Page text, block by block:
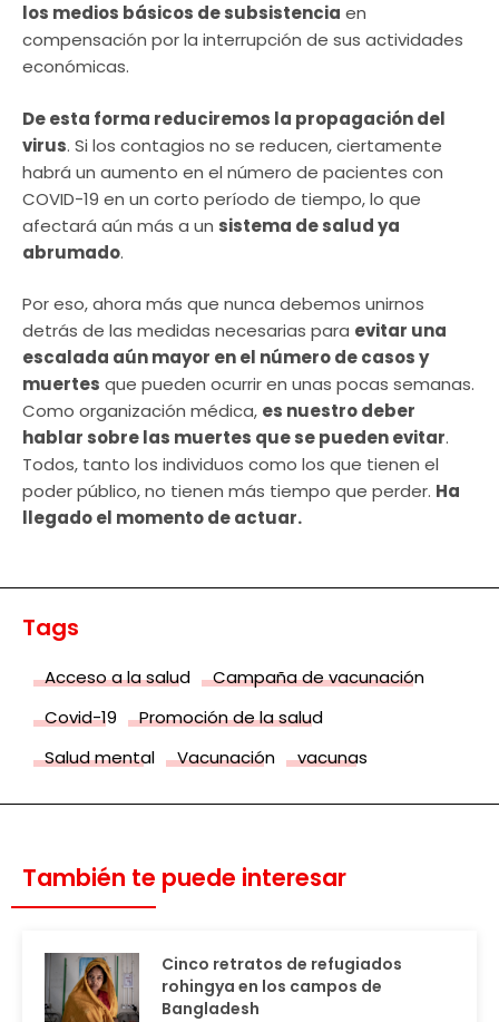
los medios básicos de subsistencia en
compensación por la interrupción de sus actividades
económicas.
De esta forma reduciremos la propagación del
virus. Si los contagios no se reducen, ciertamente
habrá un aumento en el número de pacientes con
COVID-19 en un corto período de tiempo, lo que
afectará aún más a un sistema de salud ya
abrumado.
Por eso, ahora más que nunca debemos unirnos
detrás de las medidas necesarias para evitar una
escalada aún mayor en el número de casos y
muertes que pueden ocurrir en unas pocas semanas.
Como organización médica, es nuestro deber
hablar sobre las muertes que se pueden evitar.
Todos, tanto los individuos como los que tienen el
poder público, no tienen más tiempo que perder. Ha
llegado el momento de actuar.
Tags
Acceso a la salud
Campaña de vacunación
Covid-19
Promoción de la salud
Salud mental
Vacunación vacunas
También te puede interesar
Cinco retratos de refugiados
rohingya en los campos de
Bangladesh